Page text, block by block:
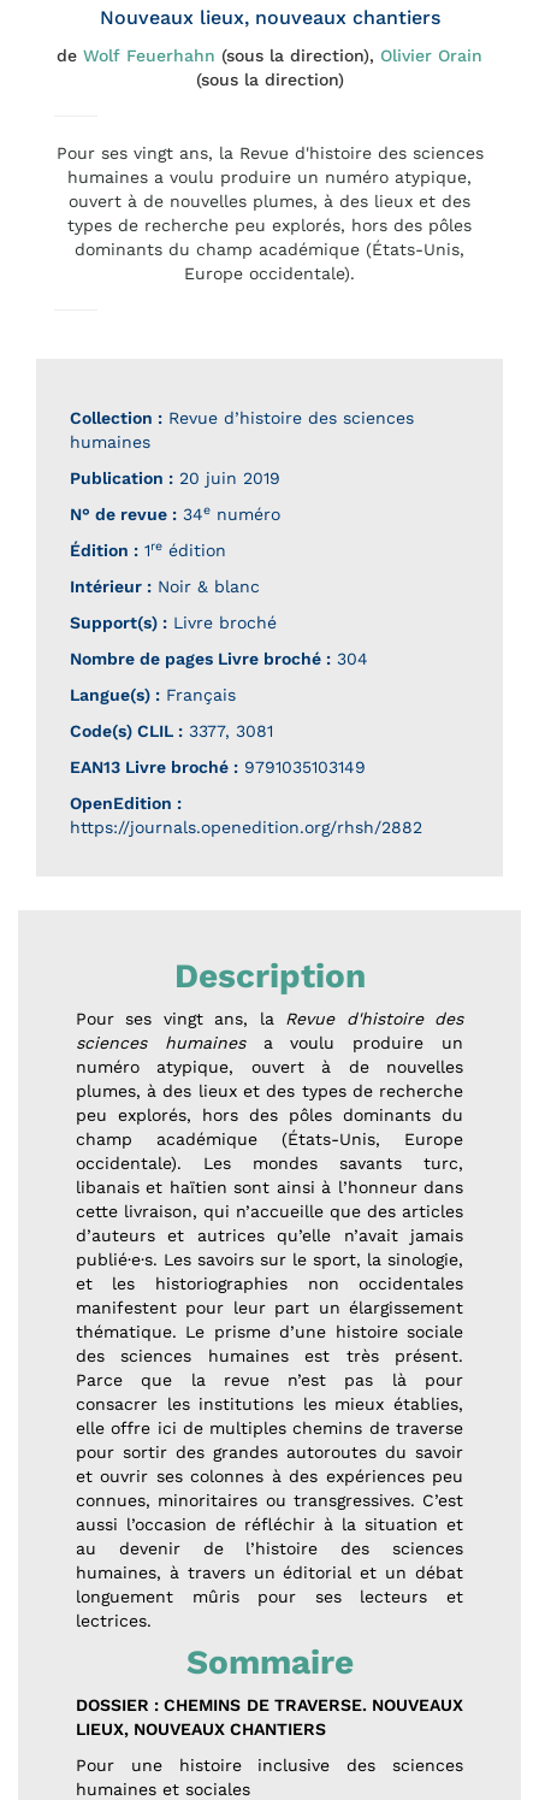
Nouveaux lieux, nouveaux chantiers
de Wolf Feuerhahn (sous la direction), Olivier Orain
(sous la direction)
Pour ses vingt ans, la Revue d'histoire des sciences
humaines a voulu produire un numéro atypique,
ouvert à de nouvelles plumes, à des lieux et des
types de recherche peu explorés, hors des pôles
dominants du champ académique (États-Unis,
Europe occidentale).
Collection : Revue d’histoire des sciences
humaines
Publication : 20 juin 2019
N° de revue : 34e numéro
Édition : 1re édition
Intérieur : Noir & blanc
Support(s) : Livre broché
Nombre de pages Livre broché : 304
Langue(s) : Français
Code(s) CLIL : 3377, 3081
EAN13 Livre broché : 9791035103149
OpenEdition :
https://journals.openedition.org/rhsh/2882
Description
Pour ses vingt ans, la Revue d'histoire des
sciences humainesa voulu produire un
numéro atypique, ouvert à de nouvelles
plumes, à des lieux et des types de recherche
peu explorés, hors des pôles dominants du
champ académique (États-Unis, Europe
occidentale). Les mondes savants turc,
libanais et haïtien sont ainsi à l’honneur dans
cette livraison, qui n’accueille que des articles
d’auteurs et autrices qu’elle n’avait jamais
publié·e·s. Les savoirs sur le sport, la sinologie,
et les historiographies non occidentales
manifestent pour leur part un élargissement
thématique. Le prisme d’une histoire sociale
des sciences humaines est très présent.
Parce que la revue n’est pas là pour
consacrer les institutions les mieux établies,
elle offre ici de multiples chemins de traverse
pour sortir des grandes autoroutes du savoir
et ouvrir ses colonnes à des expériences peu
connues, minoritaires ou transgressives. C’est
aussi l’occasion de réfléchir à la situation et
au devenir de l’histoire des sciences
humaines, à travers un éditorial et un débat
longuement mûris pour ses lecteurs et
lectrices.
Sommaire
DOSSIER : CHEMINS DE TRAVERSE. NOUVEAUX
LIEUX, NOUVEAUX CHANTIERS
Pour une histoire inclusive des sciences
humaines et sociales